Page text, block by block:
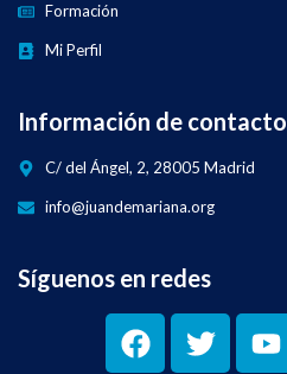
Formación
Mi Perfil
Información de contacto
C/ del Ángel, 2, 28005 Madrid
info@juandemariana.org
Síguenos en redes